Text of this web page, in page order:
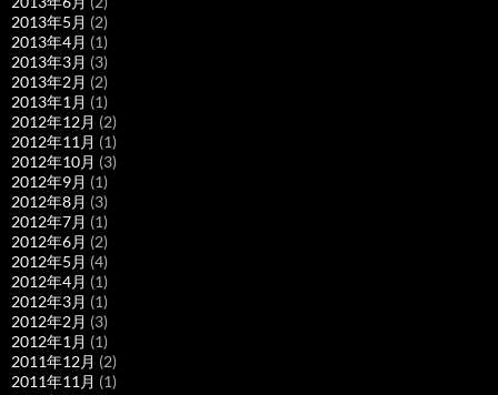
2013年5月 (2)
2013年4月 (1)
2013年3月 (3)
2013年2月 (2)
2013年1月 (1)
2012年12月 (2)
2012年11月 (1)
2012年10月 (3)
2012年9月 (1)
2012年8月 (3)
2012年7月 (1)
2012年6月 (2)
2012年5月 (4)
2012年4月 (1)
2012年3月 (1)
2012年2月 (3)
2012年1月 (1)
2011年12月 (2)
2011年11月 (1)